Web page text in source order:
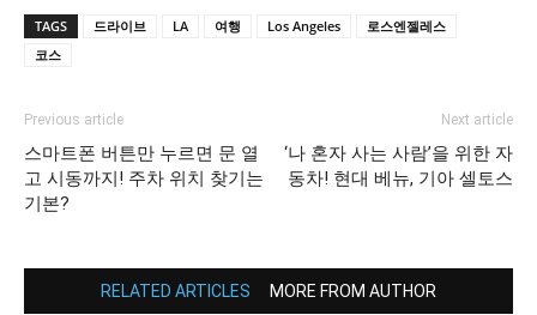
TAGS 드라이브 LA 여행 Los Angeles
로스엔젤레스
코스
Previous article
스마트폰 버튼만 누르면 문 열
고 시동까지! 주차 위치 찾기는
기본?
Next article
‘나 혼자 사는 사람’을 위한 자
동차! 현대 베뉴, 기아 셀토스
RELATED ARTICLES MORE FROM AUTHOR